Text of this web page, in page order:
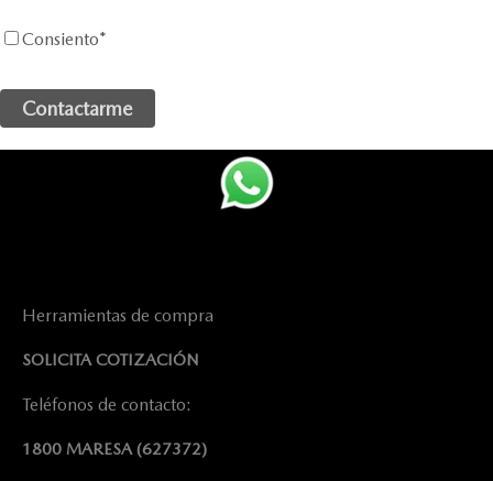
Consiento*
Herramientas de compra
SOLICITA COTIZACIÓN
Teléfonos de contacto:
1800 MARESA(627372)